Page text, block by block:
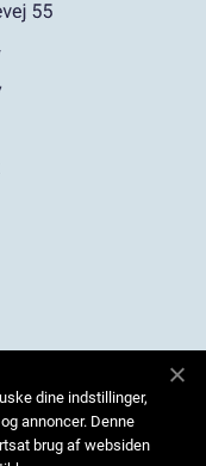
dine indstillinger,
annoncer. Denne
brug af websiden